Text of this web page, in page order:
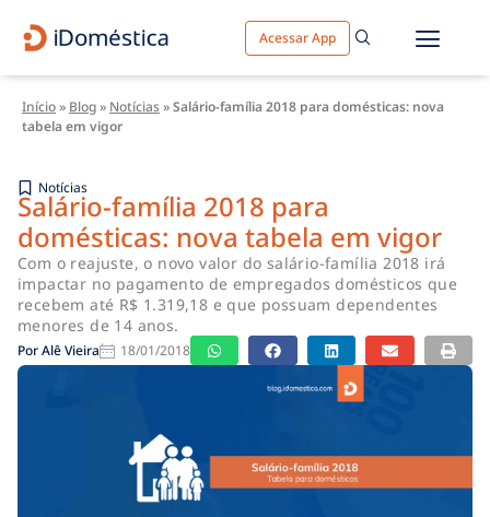
Acessar App
Início» Blog» Notícias»Salário-família 2018 para domésticas: nova
tabela em vigor
Notícias
Salário-família 2018 para
domésticas: nova tabela em vigor
Com o reajuste, o novo valor do salário-família 2018 irá
impactar no pagamento de empregados domésticos que
recebem até R$ 1.319,18 e que possuam dependentes
menores de 14 anos.
PorAlê Vieira 18/01/2018